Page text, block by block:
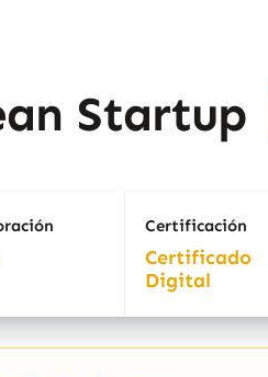
Startup
Certificación
Certificado
Digital